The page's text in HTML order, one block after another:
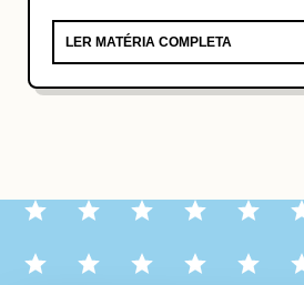
LER MATÉRIA COMPLETA